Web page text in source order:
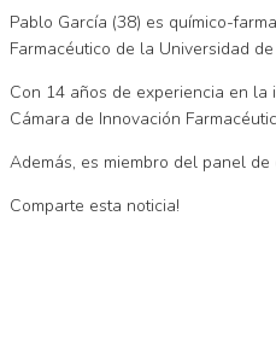
Pablo García (38) es químico-
Farmacéutico de la Universidad
Con 14 años de experiencia en
Cámara de Innovación
Además, es miembro del panel
Comparte esta noticia!